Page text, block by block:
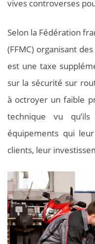
vives controverses
Selon la Fédération
(FFMC) organisant
est une taxe
sur la sécurité sur
à octroyer un faible
technique vu
équipements qui
clients, leur